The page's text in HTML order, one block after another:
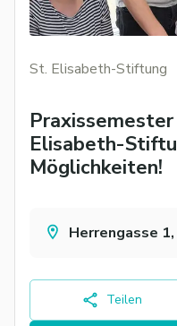
St. Elisabeth-Stiftung
Elisabeth-
Möglichkeiten!
Herrengasse
Teilen